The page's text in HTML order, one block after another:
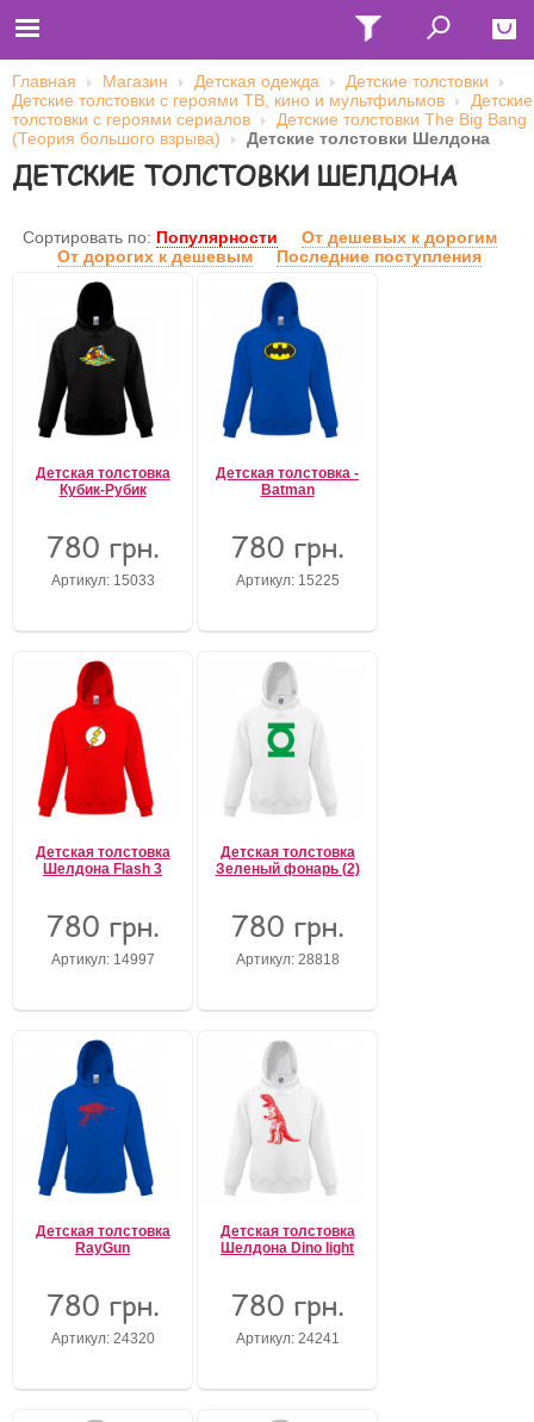
Close
Футболки
Толстовки (кенгурушки)
Лонгсливы
Бейсболки
Ветровки
Оплата и доставка
Сотрудничество
Имя пользователя (логин)
Пароль
Забыли пароль?
Главная Магазин Детская одежда
Детские толстовки
Детские толстовки с героями ТВ, кино и мультфильмов
Детские
толстовки с героями сериалов
Детские толстовки The Big Bang
(Теория большого взрыва)
Детские толстовки Шелдона
ДЕТСКИЕ ТОЛСТОВКИ ШЕЛДОНА
Сортировать по: Популярности
От дешевых к дорогим
От дорогих к дешевым
Последние поступления
Детская толстовка
Кубик-Рубик
780 грн.
Артикул: 15033
Детская толстовка -
Batman
780 грн.
Артикул: 15225
Детская толстовка
Шелдона Flash 3
780 грн.
Артикул: 14997
Детская толстовка
Зеленый фонарь (2)
780 грн.
Артикул: 28818
Детская толстовка
RayGun
780 грн.
Артикул: 24320
Детская толстовка
Шелдона Dino light
780 грн.
Артикул: 24241